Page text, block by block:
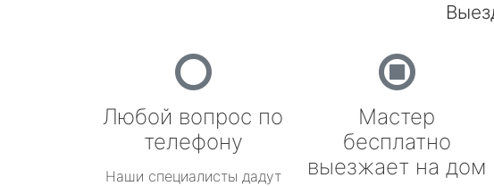
Любой вопрос по
телефону
Наши специалисты дадут
Мастер
бесплатно
выезжает на дом